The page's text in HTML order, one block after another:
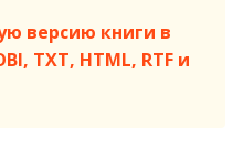
версию книги в
TXT, HTML, RTF и